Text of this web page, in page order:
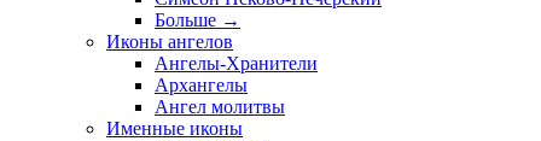
Больше →
Иконы ангелов
Ангелы-Хранители
Архангелы
Ангел молитвы
Именные иконы